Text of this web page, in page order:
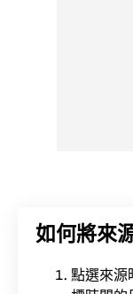
如何將來
點選來源